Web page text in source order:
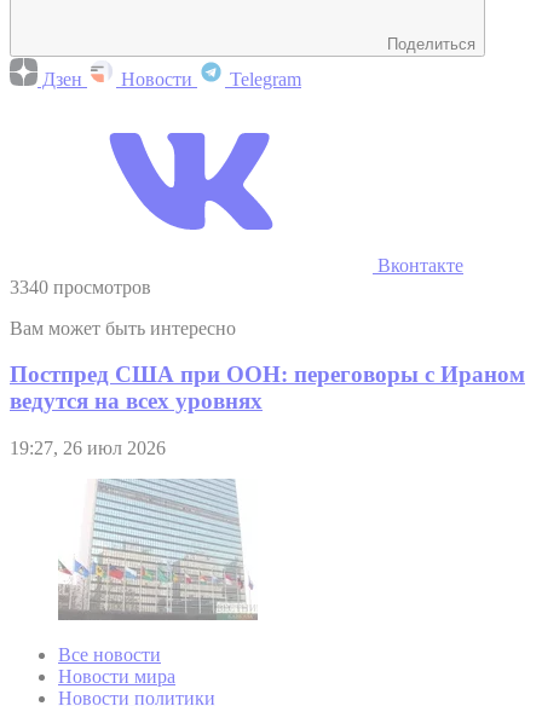
Поделиться
Дзен Новости Telegram
Вконтакте
3340 просмотров
Вам может быть интересно
Постпред США при ООН: переговоры с Ираном
ведутся на всех уровнях
19:27, 26 июл 2026
Все новости
Новости мира
Новости политики